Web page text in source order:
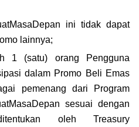
ini tidak dapat
lainnya;
1 (satu)
orang Pengguna
dalam Promo Beli Emas
pemenang dari Program
sesuai dengan
oleh Treasury